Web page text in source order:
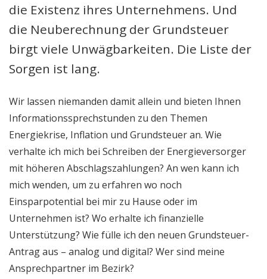
die Existenz ihres Unternehmens. Und
die Neuberechnung der Grundsteuer
birgt viele Unwägbarkeiten. Die Liste der
Sorgen ist lang.
Wir lassen niemanden damit allein und bieten Ihnen
Informationssprechstunden zu den Themen
Energiekrise, Inflation und Grundsteuer an. Wie
verhalte ich mich bei Schreiben der Energieversorger
mit höheren Abschlagszahlungen? An wen kann ich
mich wenden, um zu erfahren wo noch
Einsparpotential bei mir zu Hause oder im
Unternehmen ist? Wo erhalte ich finanzielle
Unterstützung? Wie fülle ich den neuen Grundsteuer-
Antrag aus – analog und digital? Wer sind meine
Ansprechpartner im Bezirk?